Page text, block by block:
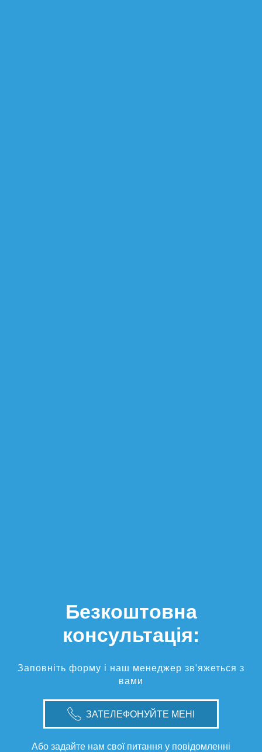
Безкоштовна
консультація:
Заповніть форму і наш менеджер зв'яжеться з
вами
ЗАТЕЛЕФОНУЙТЕ МЕНІ
Або задайте нам свої питання у повідомленні